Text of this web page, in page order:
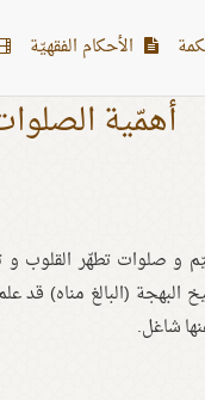
الأحکام الفقهیّة
أهمّية
و صلوات تطهّر القلوب و
البهجة (البالغ مناه) قد
شاغل.